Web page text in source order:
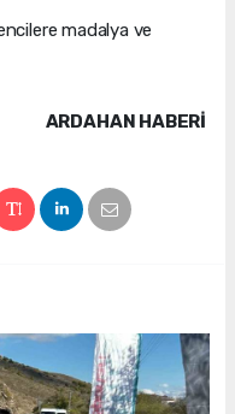
madalya ve
ARDAHAN HABERİ